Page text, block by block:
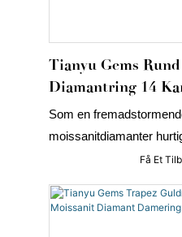
Tianyu Gems
Diamantring 14
Ringbånd
Som en
moissanitdiamanter
favorit på markedet på
Sammenlignet med
Få Et